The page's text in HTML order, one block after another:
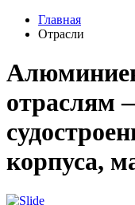
Главная
Отрасли
отраслям
корпуса,